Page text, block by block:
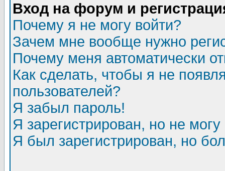
Вход на форум и
Почему я не могу войти?
Зачем мне вообще нужно
Почему меня автоматически
Как сделать, чтобы я не
пользователей?
Я забыл пароль!
Я зарегистрирован, но не могу
Я был зарегистрирован, но